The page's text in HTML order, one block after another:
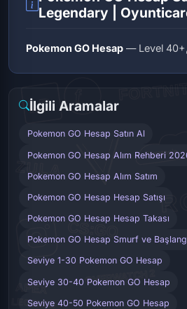
Legendary |
Pokemon GO Hesap — Level
İlgili Aramalar
Pokemon GO Hesap Satın Al
Pokemon GO Hesap Alım Rehberi
Pokemon GO Hesap Alım Satım
Pokemon GO Hesap Hesap Satışı
Pokemon GO Hesap Hesap Takası
Pokemon GO Hesap Smurf ve
Seviye 1-30 Pokemon GO Hesap
Seviye 30-40 Pokemon GO Hesap
Seviye 40-50 Pokemon GO Hesap